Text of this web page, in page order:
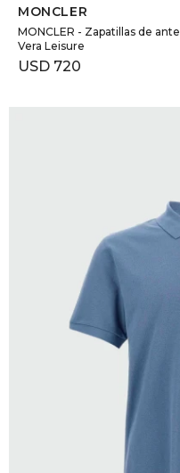
MONCLER
MONCLER - Zapatillas de ante
Vera Leisure
USD 720